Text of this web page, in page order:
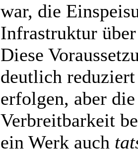
war, die
Infrastruktur
Diese
deutlich
erfolgen, aber
Verbreitbarkeit
ein Werk auch